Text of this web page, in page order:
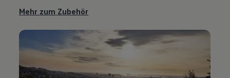
Mehr zum Zubehör